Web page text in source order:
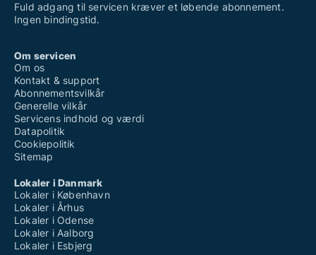
Fuld adgang til servicen kræver et løbende abonnement.
Ingen bindingstid.
Om servicen
Om os
Kontakt & support
Abonnementsvilkår
Generelle vilkår
Servicens indhold og værdi
Datapolitik
Cookiepolitik
Sitemap
Lokaler i Danmark
Lokaler i København
Lokaler i Århus
Lokaler i Odense
Lokaler i Aalborg
Lokaler i Esbjerg